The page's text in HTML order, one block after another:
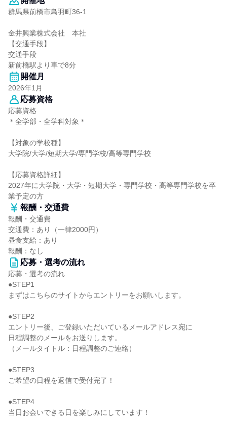
群馬県前橋市鳥羽町36-1
金井興業株式会社 本社
【交通手段】
交通手段
新前橋駅より車で8分
開催月
2026年1月
応募資格
応募資格
＊全学部・全学科対象＊
【対象の学校種】
大学院/大学/短期大学/専門学校/高等専門学校
【応募資格詳細】
2027年に大学院・大学・短期大学・専門学校・高等専門学校を卒
業予定の方
報酬・交通費
報酬・交通費
交通費：あり（一律2000円）
昼食支給：あり
報酬：なし
応募・選考の流れ
応募・選考の流れ
●STEP1
まずはこちらのサイトからエントリーをお願いします。
●STEP2
エントリー後、ご登録いただいているメールアドレス宛に
日程調整のメールをお送りします。
（メールタイトル：日程調整のご連絡）
●STEP3
ご希望の日程を返信で受付完了！
●STEP4
当日お会いできる日を楽しみにしています！